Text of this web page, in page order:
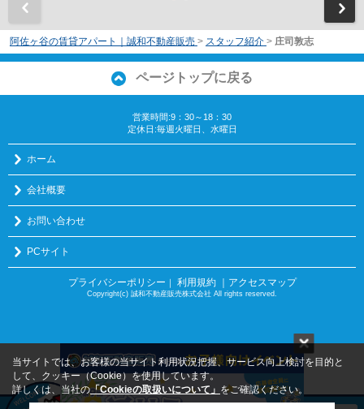
阿佐ヶ谷の賃貸アパート｜誠和不動産販売 > スタッフ紹介 > 庄司敦志
ページトップに戻る
営業時間:9：30～18：30
定休日:毎週火曜日、水曜日
ホーム
会社概要
お問い合わせ
PCサイト
プライバシーポリシー ｜ 利用規約 ｜アクセスマップ
Copyright(c) 誠和不動産販売株式会社 All rights reserved.
当サイトでは、お客様の当サイト利用状況把握、サービス向上検討を目的と
して、クッキー（Cookie）を使用しています。
詳しくは、当社の「Cookieの取扱いについて」 をご確認ください。